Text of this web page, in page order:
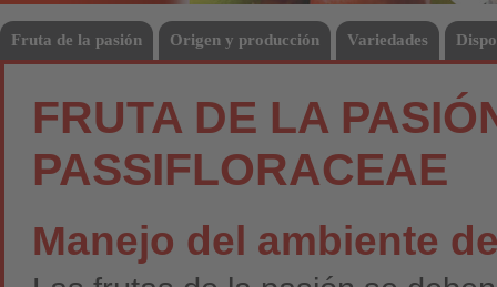
Fruta de la pasión Origen y producción Variedades
FRUTA DE LA
PASSIFLORACEAE
Manejo del ambiente